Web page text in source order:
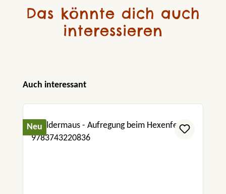
Das könnte dich auch
interessieren
Produktgalerie überspringen
Auch interessant
Neu